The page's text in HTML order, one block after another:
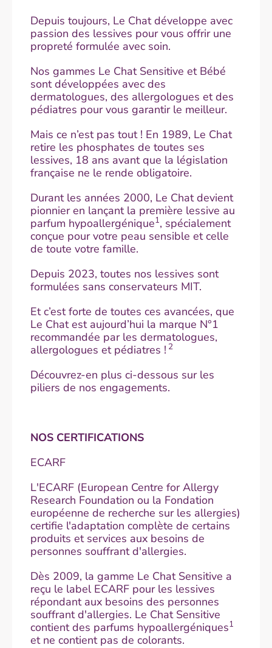
Depuis toujours, Le Chat développe avec
passion des lessives pour vous offrir une
propreté formulée avec soin.
Nos gammes Le Chat Sensitive et Bébé
sont développées avec des
dermatologues, des allergologues et des
pédiatres pour vous garantir le meilleur.
Mais ce n’est pas tout ! En 1989, Le Chat
retire les phosphates de toutes ses
lessives, 18 ans avant que la législation
française ne le rende obligatoire.
Durant les années 2000, Le Chat devient
pionnier en lançant la première lessive au
parfum hypoallergénique1, spécialement
conçue pour votre peau sensible et celle
de toute votre famille.
Depuis 2023, toutes nos lessives sont
formulées sans conservateurs MIT.
Et c’est forte de toutes ces avancées, que
Le Chat est aujourd’hui la marque N°1
recommandée par les dermatologues,
allergologues et pédiatres ! 2
Découvrez-en plus ci-dessous sur les
piliers de nos engagements.
NOS CERTIFICATIONS
ECARF
L'ECARF (European Centre for Allergy
Research Foundation ou la Fondation
européenne de recherche sur les allergies)
certifie l'adaptation complète de certains
produits et services aux besoins de
personnes souffrant d'allergies.
Dès 2009, la gamme Le Chat Sensitive a
reçu le label ECARF pour les lessives
répondant aux besoins des personnes
souffrant d'allergies. Le Chat Sensitive
contient des parfums hypoallergéniques1
et ne contient pas de colorants.